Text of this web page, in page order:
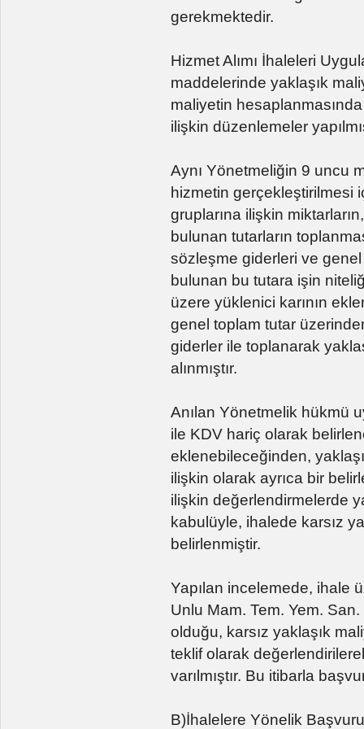
gerekmektedir.
Hizmet Alımı İhaleleri
maddelerinde yaklaşık
maliyetin
ilişkin düzenlemeler
Aynı Yönetmeliğin 9 uncu
hizmetin gerçekleştirilmesi
gruplarına ilişkin
bulunan tutarların
sözleşme giderleri ve
bulunan bu tutara işin
üzere yüklenici karının
genel toplam tutar
giderler ile toplanarak
alınmıştır.
Anılan Yönetmelik hükmü
ile KDV hariç olarak
eklenebileceğinden,
ilişkin olarak ayrıca bir
ilişkin değerlendirmelerde
kabulüyle, ihalede karsız
belirlenmiştir.
Yapılan incelemede, ihale
Unlu Mam. Tem. Yem.
olduğu, karsız yaklaşık
teklif olarak
varılmıştır. Bu itibarla
B)İhalelere Yönelik